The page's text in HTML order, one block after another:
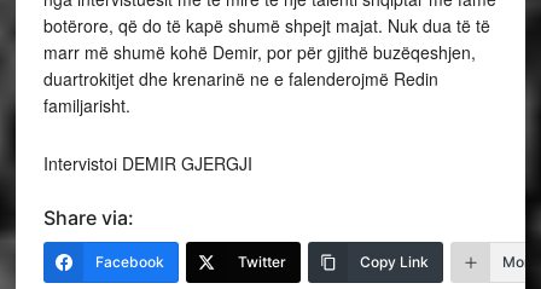
botërore, që do të kapë shumë shpejt majat. Nuk dua të të
marr më shumë kohë Demir, por për gjithë buzëqeshjen,
duartrokitjet dhe krenarinë ne e falenderojmë Redin
familjarisht.
Intervistoi DEMIR GJERGJI
Share via:
Facebook Twitter Copy Link More